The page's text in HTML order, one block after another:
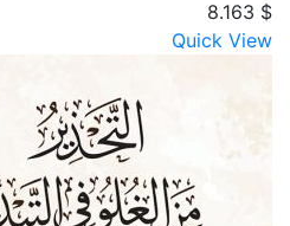
أصول
الاعتقاد
8.163 $
Quick View